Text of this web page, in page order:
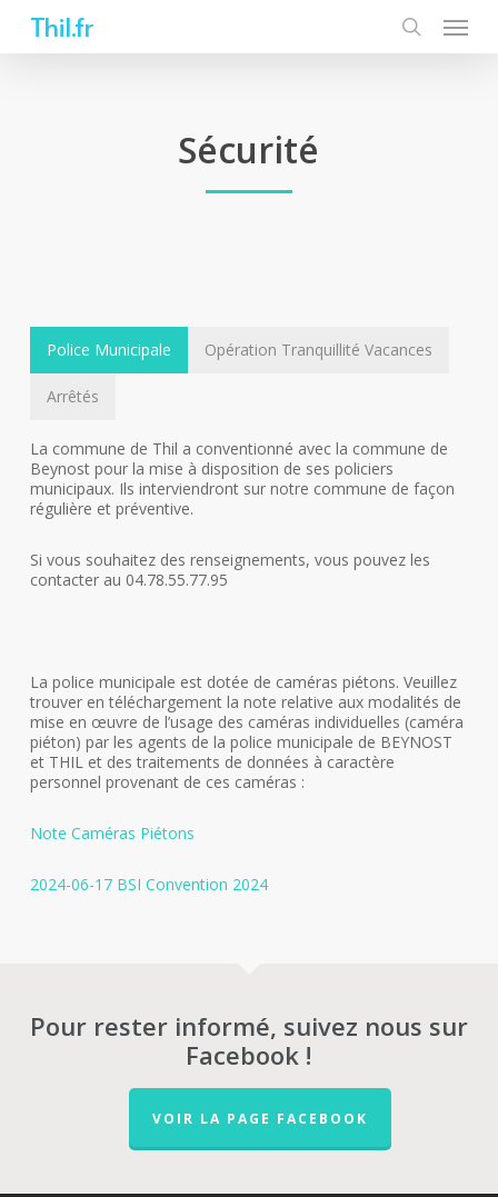
Thil.fr
Sécurité
Police Municipale Opération Tranquillité Vacances
Arrêtés
La commune de Thil a conventionné avec la commune de
Beynost pour la mise à disposition de ses policiers
municipaux. Ils interviendront sur notre commune de façon
régulière et préventive.
Si vous souhaitez des renseignements, vous pouvez les
contacter au 04.78.55.77.95
La police municipale est dotée de caméras piétons. Veuillez
trouver en téléchargement la note relative aux modalités de
mise en œuvre de l’usage des caméras individuelles (caméra
piéton) par les agents de la police municipale de BEYNOST
et THIL et des traitements de données à caractère
personnel provenant de ces caméras :
Note Caméras Piétons
2024-06-17 BSI Convention 2024
Pour rester informé, suivez nous sur
Facebook !
VOIR LA PAGE FACEBOOK